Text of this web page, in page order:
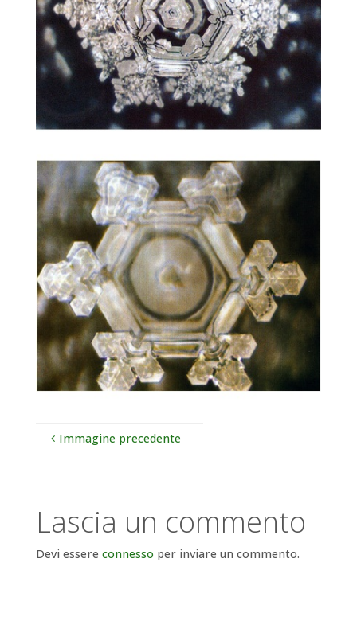
Immagine precedente
Lascia un commento
Devi essere connesso per inviare un commento.